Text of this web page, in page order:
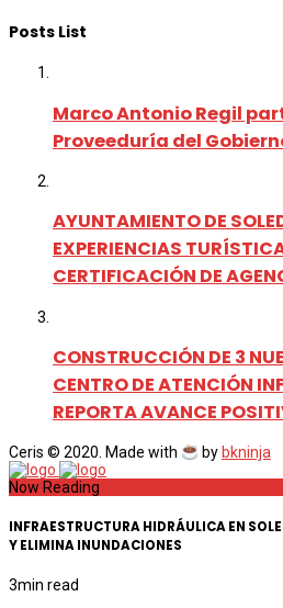
Posts List
Marco Antonio Regil
Proveeduría del
AYUNTAMIENTO DE
EXPERIENCIAS
CERTIFICACIÓN DE
CONSTRUCCIÓN DE 3
CENTRO DE ATENCIÓN
REPORTA AVANCE
Ceris © 2020. Made with by bkninja
Now Reading
INFRAESTRUCTURA HIDRÁULICA EN
Y ELIMINA INUNDACIONES
3min read